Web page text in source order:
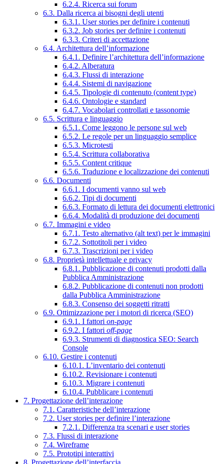
6.2.4. Ricerca sui forum
6.3. Dalla ricerca ai bisogni degli utenti
6.3.1. User stories per definire i contenuti
6.3.2. Job stories per definire i contenuti
6.3.3. Criteri di accettazione
6.4. Architettura dell’informazione
6.4.1. Definire l’architettura dell’informazione
6.4.2. Alberatura
6.4.3. Flussi di interazione
6.4.4. Sistemi di navigazione
6.4.5. Tipologie di contenuto (content type)
6.4.6. Ontologie e standard
6.4.7. Vocabolari controllati e tassonomie
6.5. Scrittura e linguaggio
6.5.1. Come leggono le persone sul web
6.5.2. Le regole per un linguaggio semplice
6.5.3. Microtesti
6.5.4. Scrittura collaborativa
6.5.5. Content critique
6.5.6. Traduzione e localizzazione dei contenuti
6.6. Documenti
6.6.1. I documenti vanno sul web
6.6.2. Tipi di documenti
6.6.3. Formato di lettura dei documenti elettronici
6.6.4. Modalità di produzione dei documenti
6.7. Immagini e video
6.7.1. Testo alternativo (alt text) per le immagini
6.7.2. Sottotitoli per i video
6.7.3. Trascrizioni per i video
6.8. Proprietà intellettuale e privacy
6.8.1. Pubblicazione di contenuti prodotti dalla
Pubblica Amministrazione
6.8.2. Pubblicazione di contenuti non prodotti
dalla Pubblica Amministrazione
6.8.3. Consenso dei soggetti ritratti
6.9. Ottimizzazione per i motori di ricerca (SEO)
6.9.1. I fattori on-page
6.9.2. I fattori off-page
6.9.3. Strumenti di diagnostica SEO: Search
Console
6.10. Gestire i contenuti
6.10.1. L’inventario dei contenuti
6.10.2. Revisionare i contenuti
6.10.3. Migrare i contenuti
6.10.4. Pubblicare i contenuti
7. Progettazione dell’interazione
7.1. Caratteristiche dell’interazione
7.2. User stories per definire l’interazione
7.2.1. Differenza tra scenari e user stories
7.3. Flussi di interazione
7.4. Wireframe
7.5. Prototipi interattivi
8. Progettazione dell’interfaccia